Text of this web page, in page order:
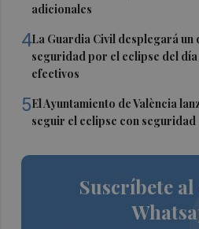
adicionales
4La Guardia Civil desplegará
seguridad por el eclipse del
efectivos
5El Ayuntamiento de València
seguir el eclipse con seguridad
Suscríbete